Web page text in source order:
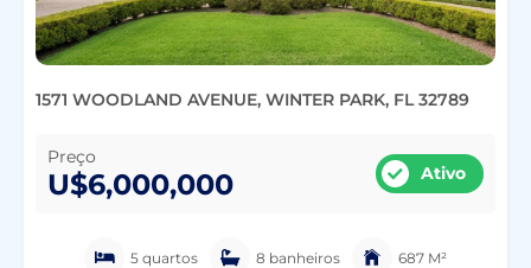
1571 WOODLAND AVENUE, WINTER PARK, FL 32789
Preço
U$6,000,000 Ativo
5 quartos 8 banheiros 687 M²